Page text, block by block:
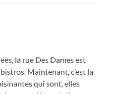
la rue Des Dames est
Maintenant, c’est la
qui sont, elles